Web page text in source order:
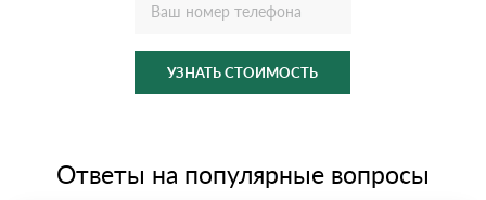
УЗНАТЬ СТОИМОСТЬ
Ответы на популярные вопросы